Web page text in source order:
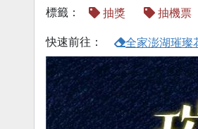
標籤： 抽獎 抽機票
快速前往： 全家澎湖璀璨